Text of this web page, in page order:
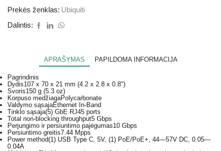
Prekės ženklas: Ubiquiti
Dalintis:
APRAŠYMAS PAPILDOMA INFORMACIJA
Pagrindinis
Dydis107 x 70 x 21 mm (4.2 x 2.8 x 0.8″)
Svoris150 g (5.3 oz)
Korpuso medžiagaPolycarbonate
Valdymo sąsajaEthernet In-Band
Tinklo sąsaja(5) GbE RJ45 ports
Total non-blocking throughput5 Gbps
Perjungimo ir persiuntimo pajėgumas10 Gbps
Persiuntimo greitis7.44 Mpps
Power method(1) USB Type C, 5V, (1) PoE/PoE+, 44—57V DC, 0.05—
0.04A